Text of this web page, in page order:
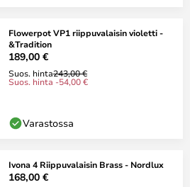
Flowerpot VP1 riippuvalaisin violetti -
&Tradition
189,00 €
Suos. hinta243,00 €
Suos. hinta -54,00 €
Varastossa
Ivona 4 Riippuvalaisin Brass - Nordlux
168,00 €